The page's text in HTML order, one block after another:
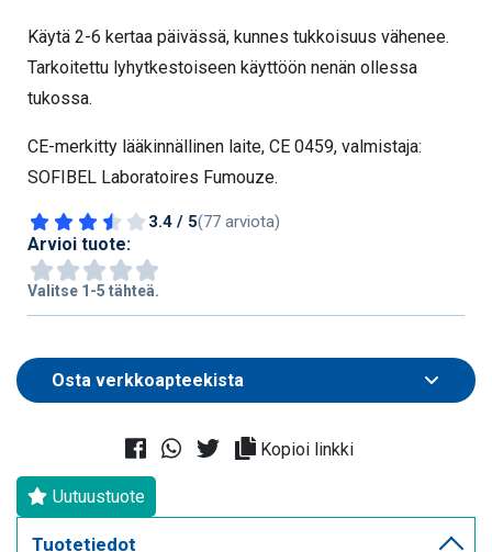
Käytä 2-6 kertaa päivässä, kunnes tukkoisuus vähenee.
Tarkoitettu lyhytkestoiseen käyttöön nenän ollessa
tukossa.
CE-merkitty lääkinnällinen laite, CE 0459, valmistaja:
SOFIBEL Laboratoires Fumouze.
3.4 / 5(77 arviota)
Arvioi tuote:
Valitse 1-5 tähteä.
Kopioi linkki
Uutuustuote
Tuotetiedot